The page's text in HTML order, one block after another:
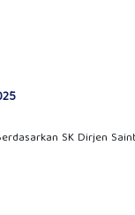
SK Dirjen